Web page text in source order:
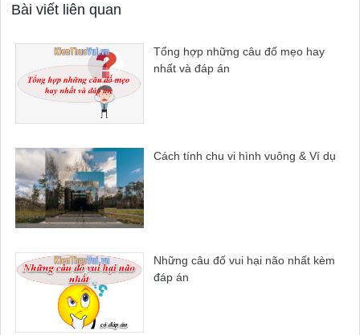
Bài viết liên quan
Tổng hợp những câu đố mẹo hay
nhất và đáp án
Cách tính chu vi hình vuông & Ví dụ
Những câu đố vui hại não nhất kèm
đáp án